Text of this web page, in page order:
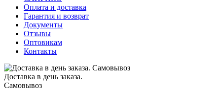
Оплата и доставка
Гарантия и возврат
Документы
Отзывы
Оптовикам
Контакты
Доставка в день заказа.
Самовывоз